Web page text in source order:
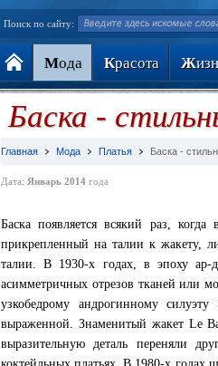
Поиск по сайту:
Мода Красота Ж
Баска -
Главная Мода Платья Баска -
Дата: Январь 2014 года
Баска появляется всякий раз,
прикрепленный на талии к жакету,
талии. В 1930-х годах, в эпоху ар-
асимметричных отрезов тканей или
узкобедрому андрогинному
выраженной. Знаменитый жакет Le
выразительную деталь переняли